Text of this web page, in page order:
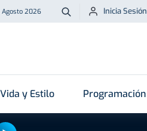
Agosto 2026 Buscar
Inicia Sesión
Vida y Estilo Programación